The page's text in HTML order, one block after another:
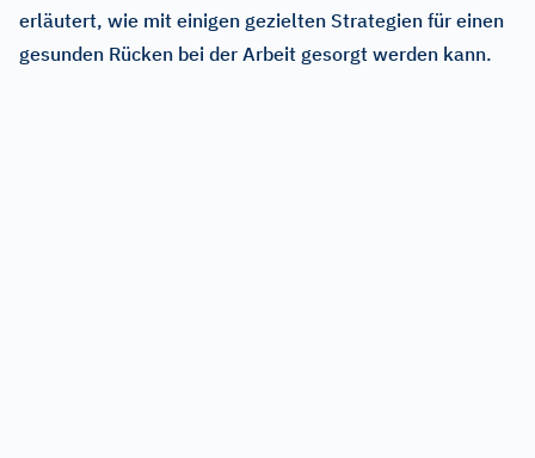
erläutert, wie mit einigen gezielten Strategien für einen
gesunden Rücken bei der Arbeit gesorgt werden kann.